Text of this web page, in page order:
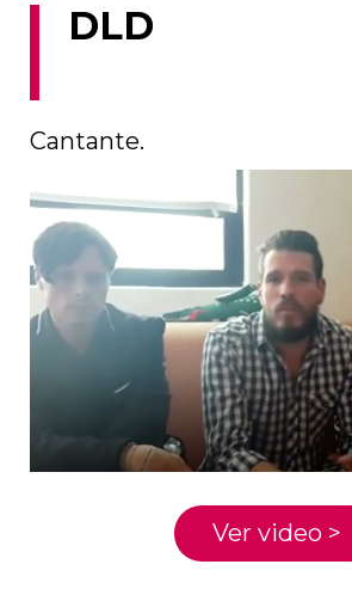
DLD
Cantante.
Ver video >